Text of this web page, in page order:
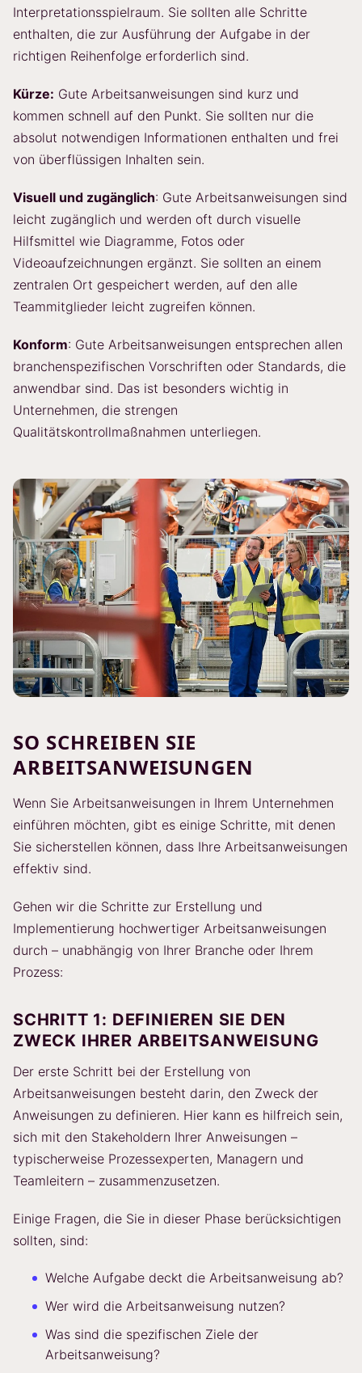
Interpretationsspielraum. Sie sollten alle Schritte
enthalten, die zur Ausführung der Aufgabe in der
richtigen Reihenfolge erforderlich sind.
Kürze: Gute Arbeitsanweisungen sind kurz und
kommen schnell auf den Punkt. Sie sollten nur die
absolut notwendigen Informationen enthalten und frei
von überflüssigen Inhalten sein.
Visuell und zugänglich: Gute Arbeitsanweisungen sind
leicht zugänglich und werden oft durch visuelle
Hilfsmittel wie Diagramme, Fotos oder
Videoaufzeichnungen ergänzt. Sie sollten an einem
zentralen Ort gespeichert werden, auf den alle
Teammitglieder leicht zugreifen können.
Konform: Gute Arbeitsanweisungen entsprechen allen
branchenspezifischen Vorschriften oder Standards, die
anwendbar sind. Das ist besonders wichtig in
Unternehmen, die strengen
Qualitätskontrollmaßnahmen unterliegen.
SO SCHREIBEN SIE
ARBEITSANWEISUNGEN
Wenn Sie Arbeitsanweisungen in Ihrem Unternehmen
einführen möchten, gibt es einige Schritte, mit denen
Sie sicherstellen können, dass Ihre Arbeitsanweisungen
effektiv sind.
Gehen wir die Schritte zur Erstellung und
Implementierung hochwertiger Arbeitsanweisungen
durch – unabhängig von Ihrer Branche oder Ihrem
Prozess:
SCHRITT 1: DEFINIEREN SIE DEN
ZWECK IHRER ARBEITSANWEISUNG
Der erste Schritt bei der Erstellung von
Arbeitsanweisungen besteht darin, den Zweck der
Anweisungen zu definieren. Hier kann es hilfreich sein,
sich mit den Stakeholdern Ihrer Anweisungen –
typischerweise Prozessexperten, Managern und
Teamleitern – zusammenzusetzen.
Einige Fragen, die Sie in dieser Phase berücksichtigen
sollten, sind:
Welche Aufgabe deckt die Arbeitsanweisung ab?
Wer wird die Arbeitsanweisung nutzen?
Was sind die spezifischen Ziele der
Arbeitsanweisung?